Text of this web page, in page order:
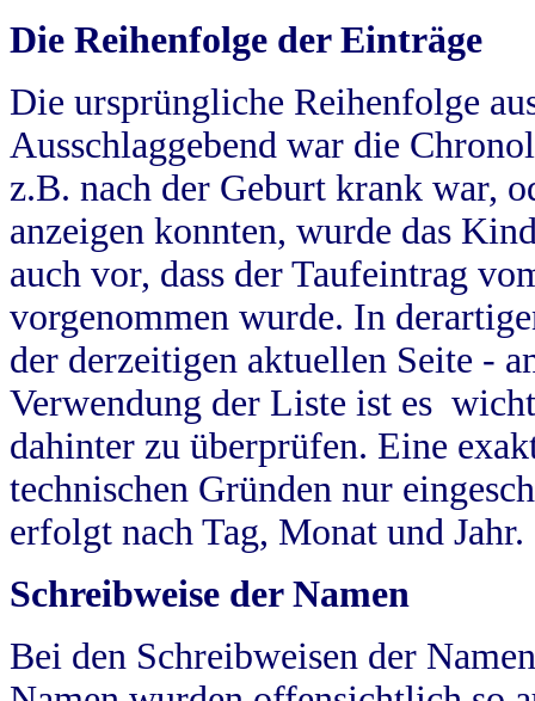
Die Reihenfolge der Einträge
Die ursprüngliche Reihenfolge
Ausschlaggebend war die
z.B. nach der Geburt krank war,
anzeigen konnten, wurde das
auch vor, dass der Taufeintrag
vorgenommen wurde. In
der derzeitigen aktuellen Seite -
Verwendung der Liste ist es
dahinter zu überprüfen. Eine
technischen Gründen nur
erfolgt nach Tag, Monat und Jahr.
Schreibweise der Namen
Bei den Schreibweisen der